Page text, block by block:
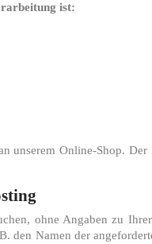
ist:
unserem Online-Shop.
ohne Angaben zu
den Namen der